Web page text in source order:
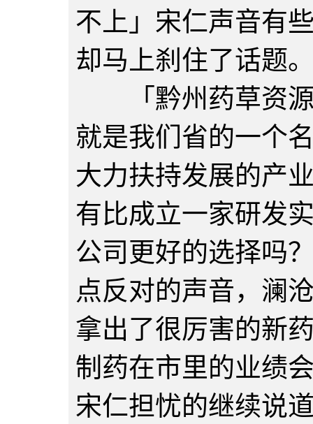
不上」宋仁声音有
却马上刹住了话题
「黔州药草资源
就是我们省的一个
大力扶持发展的产
有比成立一家研发
公司更好的选择吗
点反对的声音，澜
拿出了很厉害的新
制药在市里的业绩
宋仁担忧的继续说